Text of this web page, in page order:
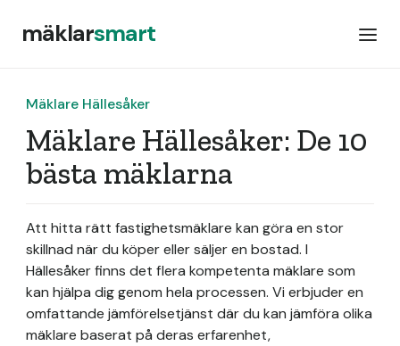
mäklarsmart
Mäklare Hällesåker
Mäklare Hällesåker: De 10
bästa mäklarna
Att hitta rätt fastighetsmäklare kan göra en stor
skillnad när du köper eller säljer en bostad. I
Hällesåker finns det flera kompetenta mäklare som
kan hjälpa dig genom hela processen. Vi erbjuder en
omfattande jämförelsetjänst där du kan jämföra olika
mäklare baserat på deras erfarenhet,